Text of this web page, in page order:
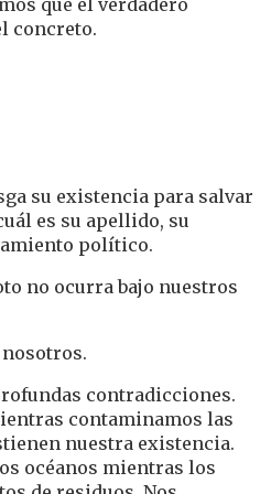
concreto.
su existencia para salvar
es su apellido, su
político.
no ocurra bajo nuestros
contradicciones.
contaminamos las
nuestra existencia.
océanos mientras los